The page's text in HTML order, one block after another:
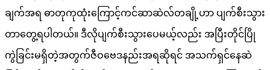
ချက်အရ ဓာတုကုထုံးကြောင့်ကင်ဆာဆဲလ်တချို့ဟာ ပျက်စီးသွား
တာတွေ့ရပါတယ်။ ဒီလိုပျက်စီးသွားပေမယ့်လည်း အပြီးတိုင်ပြို
ကွဲခြင်းမရှိတဲ့အတွက်ဇီဝဗေဒနည်းအရဆိုရင် အသက်ရှင်နေဆဲ